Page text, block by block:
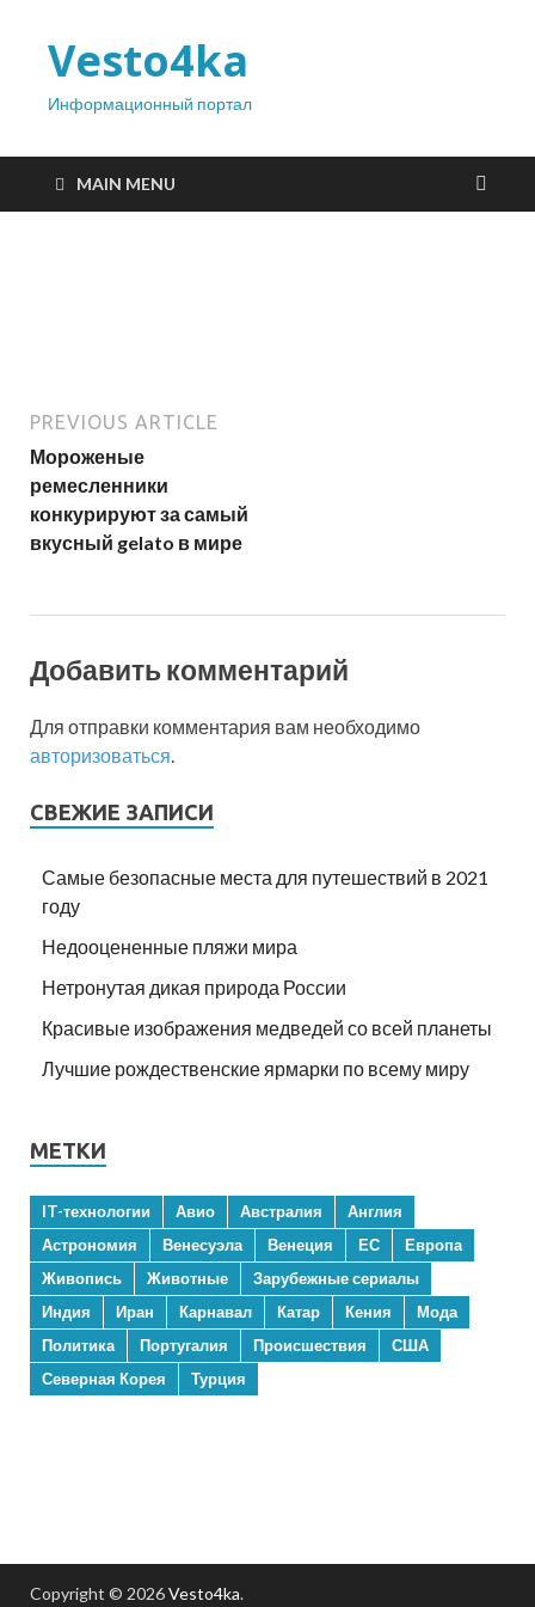
Vesto4ka
Информационный портал
MAIN MENU
PREVIOUS ARTICLE
Мороженые
ремесленники
конкурируют за самый
вкусный gelato в мире
Добавить комментарий
Для отправки комментария вам необходимо
авторизоваться
СВЕЖИЕ ЗАПИСИ
Самые безопасные места для путешествий в 2021
году
Недооцененные пляжи мира
Нетронутая дикая природа России
Красивые изображения медведей со всей планеты
Лучшие рождественские ярмарки по всему миру
МЕТКИ
IT-технологии Авио Австралия
Англия
Астрономия
Венесуэла Венеция ЕС
Европа
Живопись
Животные
Зарубежные сериалы
Индия
Иран Карнавал Катар Кения
Мода
Политика
Португалия Происшествия
США
Северная Корея
Турция
Copyright © 2026Vesto4ka.